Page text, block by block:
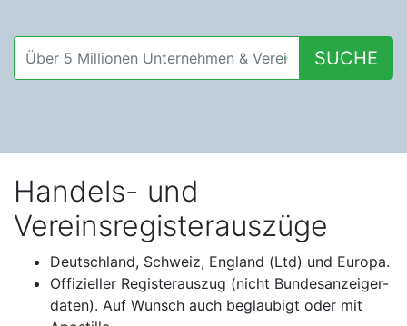
SUCHE
Handels- und
Vereinsregisterauszüge
Deutschland, Schweiz, England (Ltd) und Europa.
Offizieller Registerauszug (nicht Bundesanzeiger-
daten). Auf Wunsch auch beglaubigt oder mit